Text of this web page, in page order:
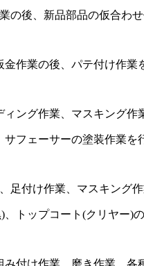
の後、新品部品の仮合わせ
金作業の後、パテ付け作業
ング作業、マスキング作
サフェーサーの塗装作業を
足付け作業、マスキング
トップコート(クリヤー)
付け作業、磨き作業、各